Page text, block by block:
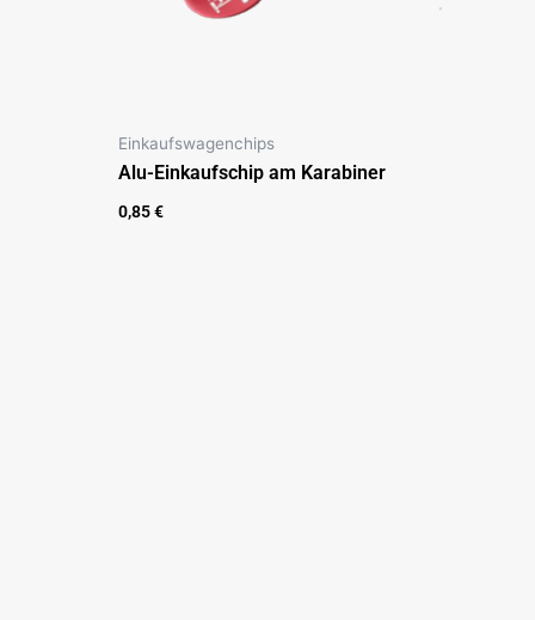
Einkaufswagenchips
Alu-Einkaufschip am Karabiner
0,85€